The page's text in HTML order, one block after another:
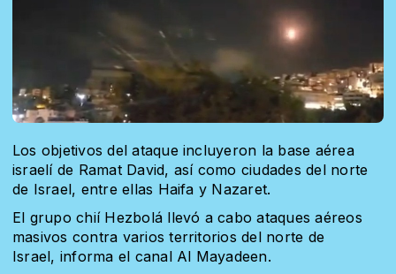
Los objetivos del ataque incluyeron la base aérea
israelí de Ramat David, así como ciudades del norte
de Israel, entre ellas Haifa y Nazaret.
El grupo chií Hezbolá llevó a cabo ataques aéreos
masivos contra varios territorios del norte de
Israel, informa el canal Al Mayadeen.